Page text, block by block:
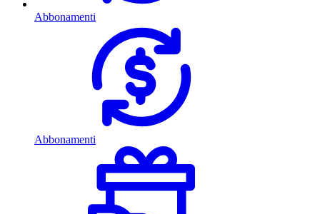
Abbonamenti
Abbonamenti